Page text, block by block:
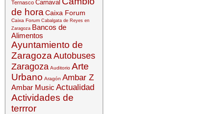
Ternasco Carnaval
de hora Caixa Forum
Caixa Forum Cabalgata de Reyes en
Zaragoza Bancos de
Alimentos
Ayuntamiento de
Zaragoza Autobuses
Zaragoza Auditorio Arte
Urbano Aragón Ambar Z
Ambar Music Actualidad
Actividades de
terrror